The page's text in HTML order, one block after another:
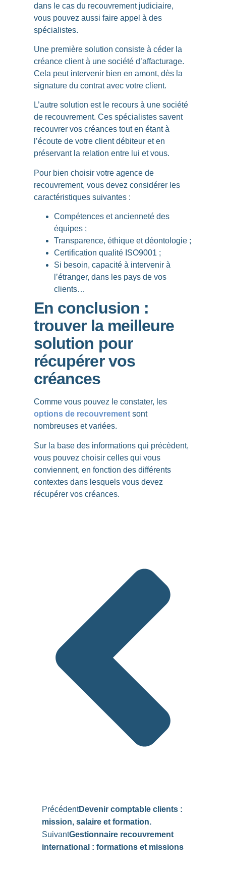
dans le cas du recouvrement judiciaire,
vous pouvez aussi faire appel à des
spécialistes.
Une première solution consiste à céder la
créance client à unesociété d’affacturage.
Cela peut intervenir bien en amont, dès la
signature du contrat avec votre client.
L’autre solution est le recours à unesociété
de recouvrement. Ces spécialistes savent
recouvrer vos créances tout en étant à
l’écoute de votre client débiteur et en
préservant la relation entre lui et vous.
Pour bien choisir votre agence de
recouvrement, vous devez considérer les
caractéristiques suivantes :
Compétences et ancienneté des
équipes ;
Transparence, éthique et déontologie ;
Certification qualité ISO9001 ;
Si besoin, capacité à intervenir à
l’étranger, dans les pays de vos
clients…
En conclusion :
trouver la meilleure
solution pour
récupérer vos
créances
Comme vous pouvez le constater, les
options de recouvrement sont
nombreuses et variées.
Sur la base des informations qui précèdent,
vous pouvezchoisir celles qui vous
conviennent, en fonction desdifférents
contextes dans lesquels vous devez
récupérer vos créances.
PrécédentDevenir comptable clients :
mission, salaire et formation.
SuivantGestionnaire recouvrement
international : formations et missions